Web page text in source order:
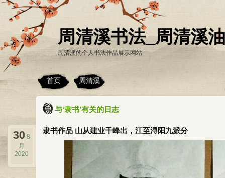
周清溪书法_周清溪
周清溪的个人书法作品展示网站
首页 周清溪
与‘隶书’有关的日志
隶书作品 山从建业千峰出，江至浔阳九派分
30 8
月
2020